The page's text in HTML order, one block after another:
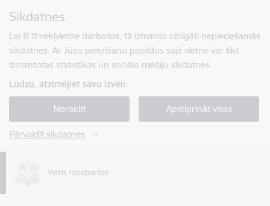
Sīkdatnes
Lai šī tīmekļvietne darbotos, tā izmanto obligāti nepieciešamās
sīkdatnes. Ar Jūsu piekrišanu papildus šajā vietnē var tikt
izmantotas statistikas un sociālo mediju sīkdatnes.
Lūdzu, atzīmējiet savu izvēli:
Noraidīt Apstiprināt visas
Pārvaldīt sīkdatnes